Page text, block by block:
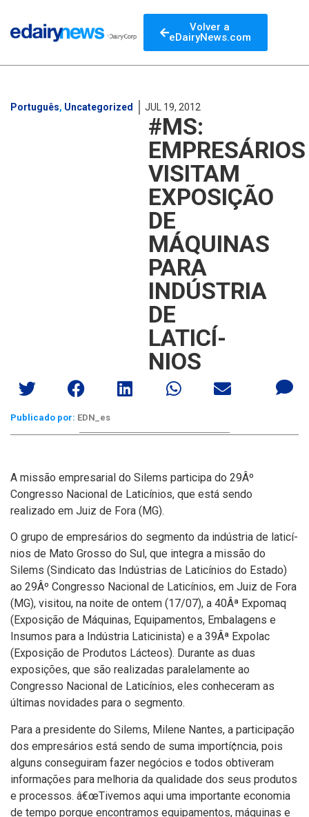
Volver a
eDairyNews.com
Português, Uncategorized JUL 19, 2012
#MS:
EMPRESÁRIOS
VISITAM
EXPOSIÇÃO
DE
MÁQUINAS
PARA
INDÚSTRIA
DE
LATICÍ­
NIOS
Publicado por: EDN_es
A missão empresarial do Silems participa do 29Âº
Congresso Nacional de Laticí­nios, que está sendo
realizado em Juiz de Fora (MG).
O grupo de empresários do segmento da indústria de laticí­
nios de Mato Grosso do Sul, que integra a missão do
Silems (Sindicato das Indústrias de Laticí­nios do Estado)
ao 29Âº Congresso Nacional de Laticí­nios, em Juiz de Fora
(MG), visitou, na noite de ontem (17/07), a 40Âª Expomaq
(Exposição de Máquinas, Equipamentos, Embalagens e
Insumos para a Indústria Laticinista) e a 39Âª Expolac
(Exposição de Produtos Lácteos). Durante as duas
exposições, que são realizadas paralelamente ao
Congresso Nacional de Laticí­nios, eles conheceram as
últimas novidades para o segmento.
Para a presidente do Silems, Milene Nantes, a participação
dos empresários está sendo de suma importí¢ncia, pois
alguns conseguiram fazer negócios e todos obtiveram
informações para melhoria da qualidade dos seus produtos
e processos. â€œTivemos aqui uma importante economia
de tempo porque encontramos equipamentos, máquinas e